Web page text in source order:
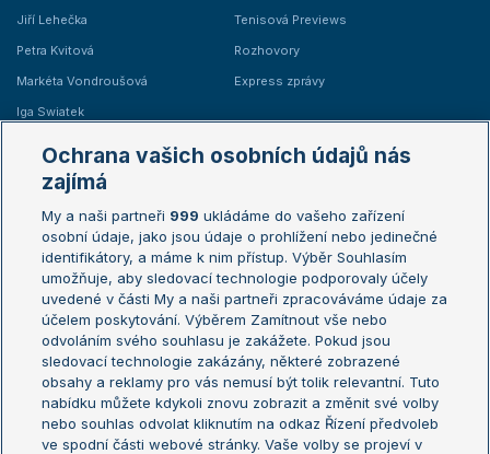
Jiří Lehečka
Petra Kvitová
Markéta Vondroušová
Iga Swiatek
Tenisová Previews
Rozhovory
Express zprávy
Žebříčky
Žebříček ATP (muži)
Žebříček WTA (ženy)
Sázkařský žebříček
Australian Open
French Open
Wimbledon
US Open
Turnaj mistrů
Turnaj mistryň
Aktualní trendy
Fotbalové přestupy
Ochrana vašich osobních údajů nás
zajímá
My a naši partneři 999 ukládáme do vašeho zařízení
osobní údaje, jako jsou údaje o prohlížení nebo jedinečné
identifikátory, a máme k nim přístup. Výběr Souhlasím
umožňuje, aby sledovací technologie podporovaly účely
uvedené v části My a naši partneři zpracováváme údaje za
účelem poskytování. Výběrem Zamítnout vše nebo
odvoláním svého souhlasu je zakážete. Pokud jsou
sledovací technologie zakázány, některé zobrazené
obsahy a reklamy pro vás nemusí být tolik relevantní. Tuto
nabídku můžete kdykoli znovu zobrazit a změnit své volby
nebo souhlas odvolat kliknutím na odkaz Řízení předvoleb
ve spodní části webové stránky. Vaše volby se projeví v